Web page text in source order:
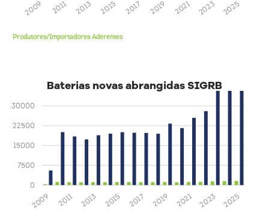
2025
2023
2021
2019
2017
2015
2013
2011
2009
Produtores/Importadores Aderentes
Baterias novas abrangidas SIGRB
0
7500
15000
22500
30000
2025
2023
2021
2019
2017
2015
2013
2011
2009